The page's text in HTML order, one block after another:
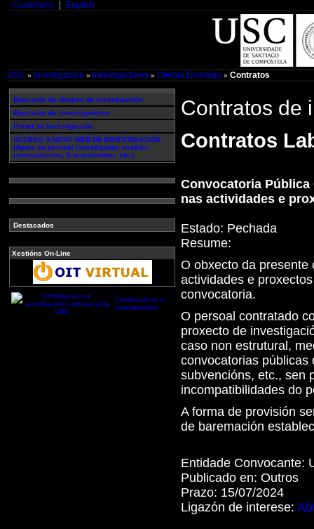
Castellano English
USC » Investigación » Investigadores » Ofertas Emprego » Contratos
Buscador de Grupos de Investigación
Buscador de investigadores
Portal da Investigación
ACCESO A NOVA WEB DE INVESTIGACIÓN
(Apoio ao persoal investigador, xestión,
convocatorias, financiamento, etc.)
Destacados
Xestións On-Line
Certificacións e
acreditacións
Contratos de
Contratos
Convocatoria Pública
nas actividades e
Estado: Pechada
Resume:
O obxecto da presente
actividades e
convocatoria.
O persoal contratado
proxecto de
caso non estrutural,
convocatorias públicas
subvencións, etc., sen
incompatibilidades do
A forma de provisión
de baremación
Entidade Convocante:
Publicado en: Outros
Prazo: 15/07/2024
Ligazón de interese: